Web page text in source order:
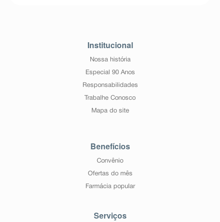
Institucional
Nossa história
Especial 90 Anos
Responsabilidades
Trabalhe Conosco
Mapa do site
Benefícios
Convênio
Ofertas do mês
Farmácia popular
Serviços